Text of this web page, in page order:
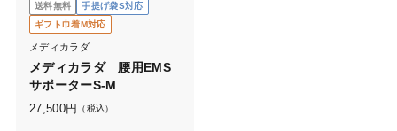
送料無料
手提げ袋S対応
ギフト巾着M対応
メディカラダ
メディカラダ 腰用EMS
サポーターS-M
27,500円 （税込）